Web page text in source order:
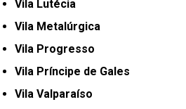
Vila Lutécia
Vila Metalúrgica
Vila Progresso
Vila Príncipe de Gales
Vila Valparaíso